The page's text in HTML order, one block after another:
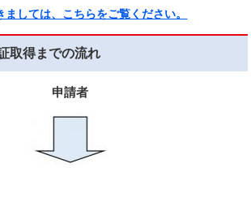
しては、こちらをご覧ください。
取得までの流れ
申請者